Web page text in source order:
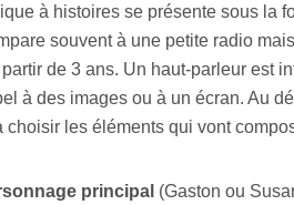
à histoires se présente sous la
souvent à une petite radio
de 3 ans. Un haut-parleur est
à des images ou à un écran. Au
choisir les éléments qui vont
principal (Gaston ou